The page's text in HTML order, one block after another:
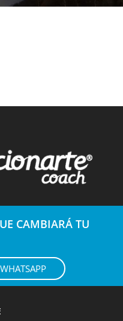
CAMBIARÁ TU